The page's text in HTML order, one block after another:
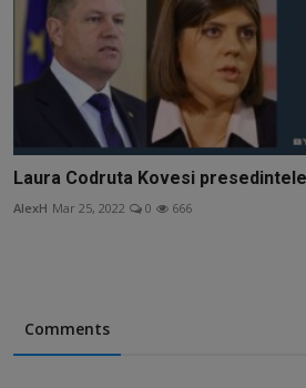
Laura Codruta Kovesi
AlexH Mar 25, 2022 0 666
Comments